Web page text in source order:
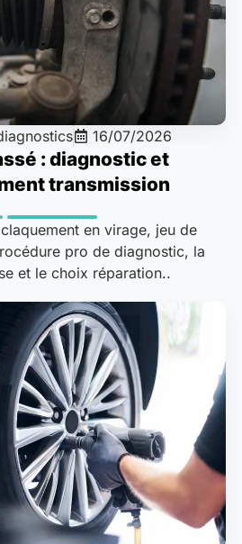
16/07/2026
: diagnostic et
transmission
en virage, jeu de
pro de diagnostic, la
et le choix réparation..